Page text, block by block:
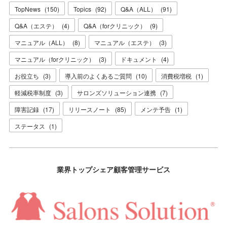
TopNews (150) Topics (92) Q&A（ALL） (91)
Q&A（エステ）
(4) Q&A（forクリニック） (9)
マニュアル（ALL）
(8) マニュアル（エステ） (3)
マニュアル（forクリニック）
(3) ドキュメント (4)
お役立ち (3) 導入前のよくあるご質問 (10) 消費税増税 (1)
軽減税率制度 (3) サロンズソリューション連携 (7)
障害記録 (17) リリースノート (85) メンテ予告 (1)
ステータス (1)
業界トップシェア顧客管理サービス